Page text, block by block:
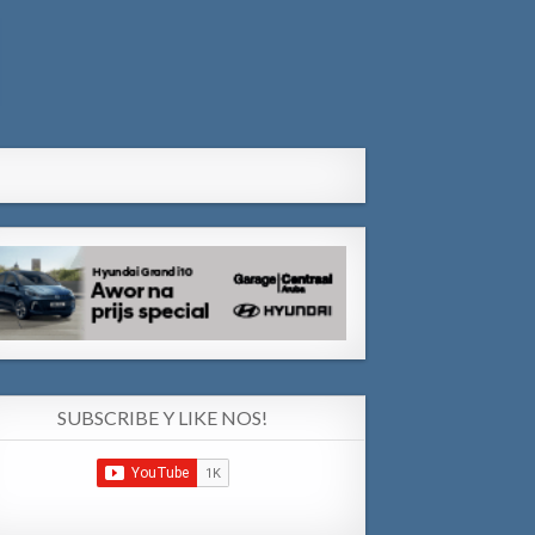
SUBSCRIBE Y LIKE NOS!